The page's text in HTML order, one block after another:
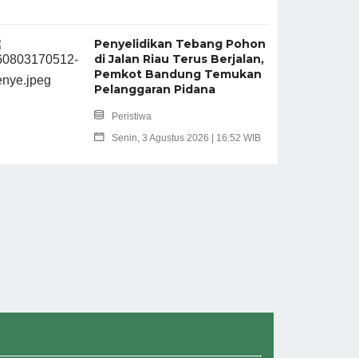
Penyelidikan Tebang Pohon
di Jalan Riau Terus Berjalan,
Pemkot Bandung Temukan
Pelanggaran Pidana
Peristiwa
Senin, 3 Agustus 2026 | 16:52 WIB